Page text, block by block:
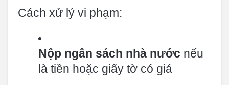
Cách xử lý vi phạm:
Nộp ngân sách nhà nước nếu
là tiền hoặc giấy tờ có giá